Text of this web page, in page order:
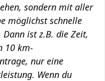
sondern mit aller
möglichst schnelle
ist z.B. die Zeit,
10 km-
nur eine
Wenn du